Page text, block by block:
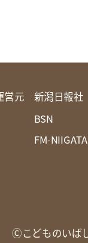
営元 新潟日報社
BSN
FM-NIIGATA
Ⓒこどものいば